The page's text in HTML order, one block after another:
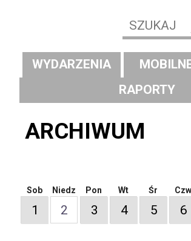
WYDARZENIA
RAPORTY
ARCHIWUM
Sob
1
Niedz
2
Pon
3
Wt
4
Śr
5
Czw
6